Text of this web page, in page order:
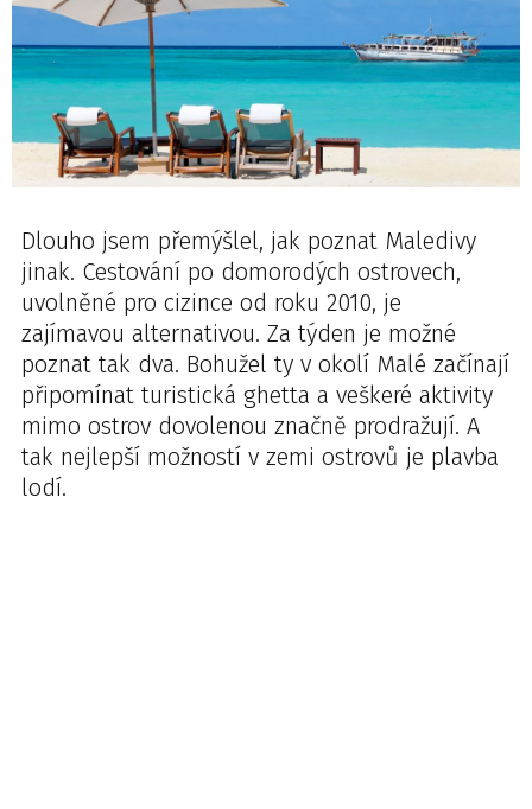
Dlouho jsem přemýšlel, jak poznat Maledivy
jinak. Cestování po domorodých ostrovech,
uvolněné pro cizince od roku 2010, je
zajímavou alternativou. Za týden je možné
poznat tak dva. Bohužel ty v okolí Malé začínají
připomínat turistická ghetta a veškeré aktivity
mimo ostrov dovolenou značně prodražují. A
tak nejlepší možností v zemi ostrovů je plavba
lodí.